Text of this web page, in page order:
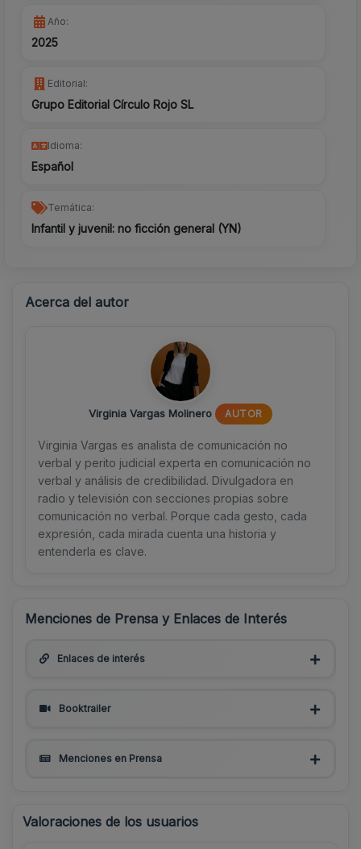
Año:
2025
Editorial:
Grupo Editorial Círculo Rojo SL
Idioma:
Español
Temática:
Infantil y juvenil: no ficción general (YN)
Acerca del autor
Virginia Vargas Molinero AUTOR
Virginia Vargas es analista de comunicación no
verbal y perito judicial experta en comunicación no
verbal y análisis de credibilidad. Divulgadora en
radio y televisión con secciones propias sobre
comunicación no verbal. Porque cada gesto, cada
expresión, cada mirada cuenta una historia y
entenderla es clave.
Menciones de Prensa y Enlaces de Interés
Enlaces de interés
Booktrailer
Menciones en Prensa
Valoraciones de los usuarios